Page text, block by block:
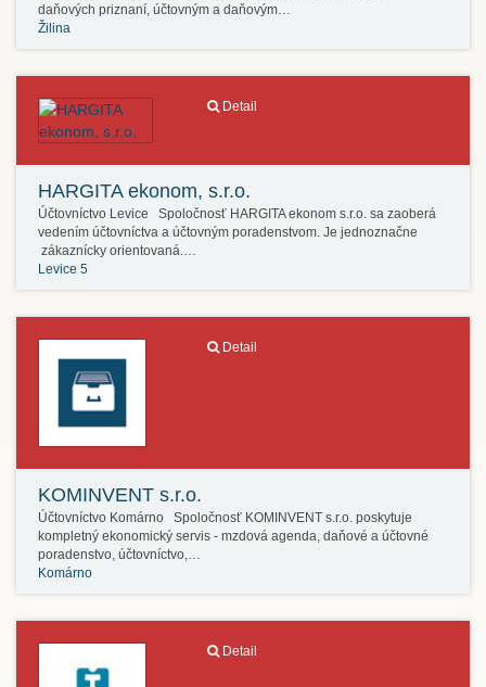
daňových priznaní, účtovným a daňovým…
Žilina
Detail
HARGITA ekonom, s.r.o.
Účtovníctvo Levice Spoločnosť HARGITA ekonom s.r.o. sa zaoberá
vedením účtovníctva a účtovným poradenstvom. Je jednoznačne
zákaznícky orientovaná.…
Levice 5
Detail
KOMINVENT s.r.o.
Účtovníctvo Komárno Spoločnosť KOMINVENT s.r.o. poskytuje
kompletný ekonomický servis - mzdová agenda, daňové a účtovné
poradenstvo, účtovníctvo,…
Komárno
Detail